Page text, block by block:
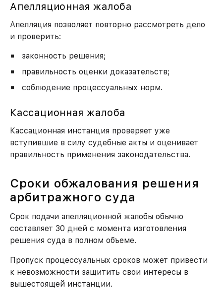
Апелляционная жалоба
Апелляция позволяет повторно рассмотреть дело
и проверить:
законность решения;
правильность оценки доказательств;
соблюдение процессуальных норм.
Кассационная жалоба
Кассационная инстанция проверяет уже
вступившие в силу судебные акты и оценивает
правильность применения законодательства.
Сроки обжалования решения
арбитражного суда
Срок подачи апелляционной жалобы обычно
составляет 30 дней с момента изготовления
решения суда в полном объеме.
Пропуск процессуальных сроков может привести
к невозможности защитить свои интересы в
вышестоящей инстанции.